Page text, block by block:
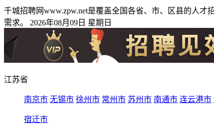
千城招聘网www.zpw.net是覆盖全国各省、市、区县的人
需求。 2026年08月09日 星期日
江苏省
南京市 无锡市 徐州市 常州市 苏州市 南通市 连云港市
宿迁市